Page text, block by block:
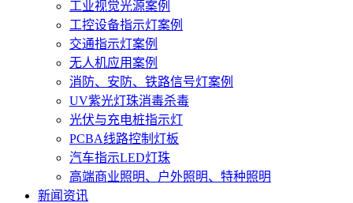
工业视觉光源案例
工控设备指示灯案例
交通指示灯案例
无人机应用案例
消防、安防、铁路信号灯案例
UV紫光灯珠消毒杀毒
光伏与充电桩指示灯
PCBA线路控制灯板
汽车指示LED灯珠
高端商业照明、户外照明、特种照明
新闻资讯